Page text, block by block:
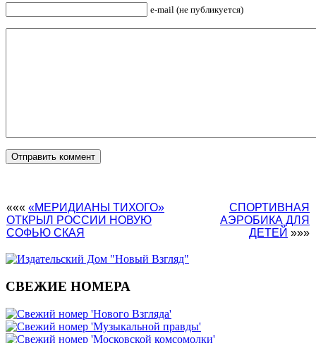
e-mail (не публикуется)
««« «МЕРИДИАНЫ ТИХОГО»
ОТКРЫЛ РОССИИ НОВУЮ
СОФЬЮ СКАЯ
СПОРТИВНАЯ
АЭРОБИКА ДЛЯ
ДЕТЕЙ »»»
СВЕЖИЕ НОМЕРА